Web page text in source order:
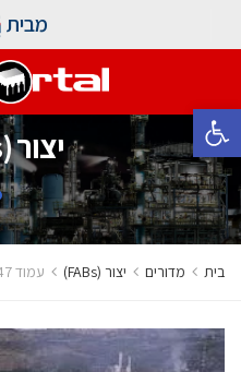
פתח סרגל נגישות
מבית
‫יצור (‪(FABs‬‬
בית מדורים ‫יצור (‪(FABs‬‬ עמוד 47